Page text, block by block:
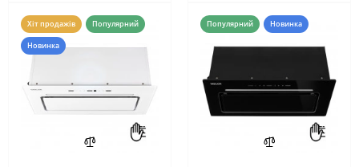
Хіт продажів Популярний
Новинка
Популярний Новинка